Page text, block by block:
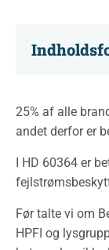
25% af alle
andet derfor er
I HD 60364 er
Før talte vi om
HPFI og